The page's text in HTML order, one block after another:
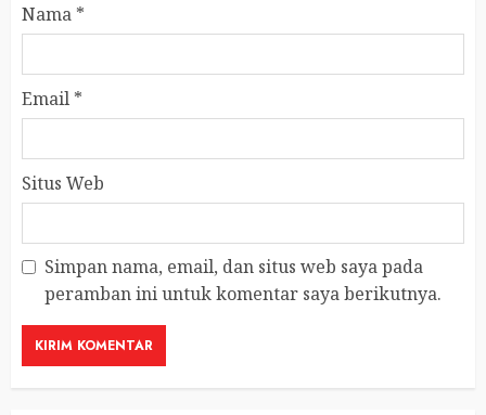
Nama *
Email *
Situs Web
Simpan nama, email, dan situs web saya pada
peramban ini untuk komentar saya berikutnya.